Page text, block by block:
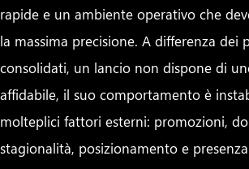
rapide e un ambiente operativo che
la massima precisione. A differenza dei
consolidati, un lancio non dispone di
affidabile, il suo comportamento è
molteplici fattori esterni: promozioni,
stagionalità, posizionamento e